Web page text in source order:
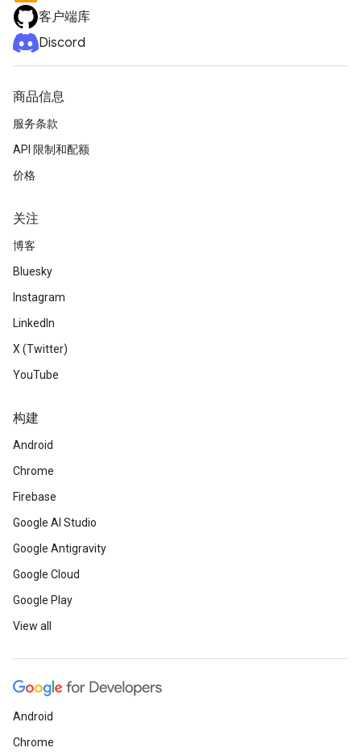
客户端库
Discord
商品信息
服务条款
API 限制和配额
价格
关注
博客
Bluesky
Instagram
LinkedIn
X (Twitter)
YouTube
构建
Android
Chrome
Firebase
Google AI Studio
Google Antigravity
Google Cloud
Google Play
View all
Android
Chrome